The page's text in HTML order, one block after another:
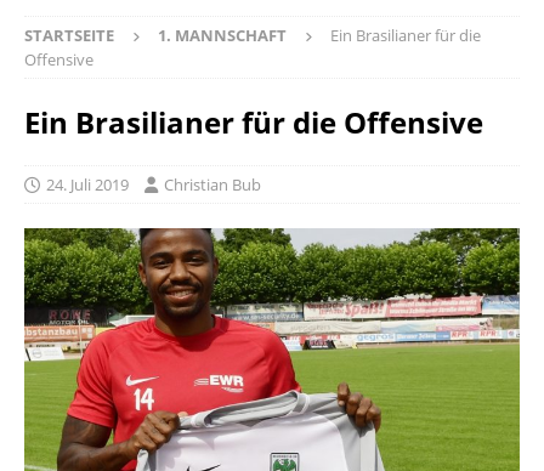
STARTSEITE 1. MANNSCHAFT
Ein Brasilianer für die
Offensive
Ein Brasilianer für die Offensive
24. Juli 2019 Christian Bub